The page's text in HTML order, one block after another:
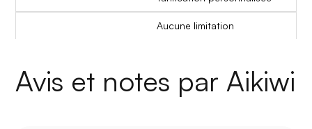
Aucune limitation
Avis et notes par Aikiwi